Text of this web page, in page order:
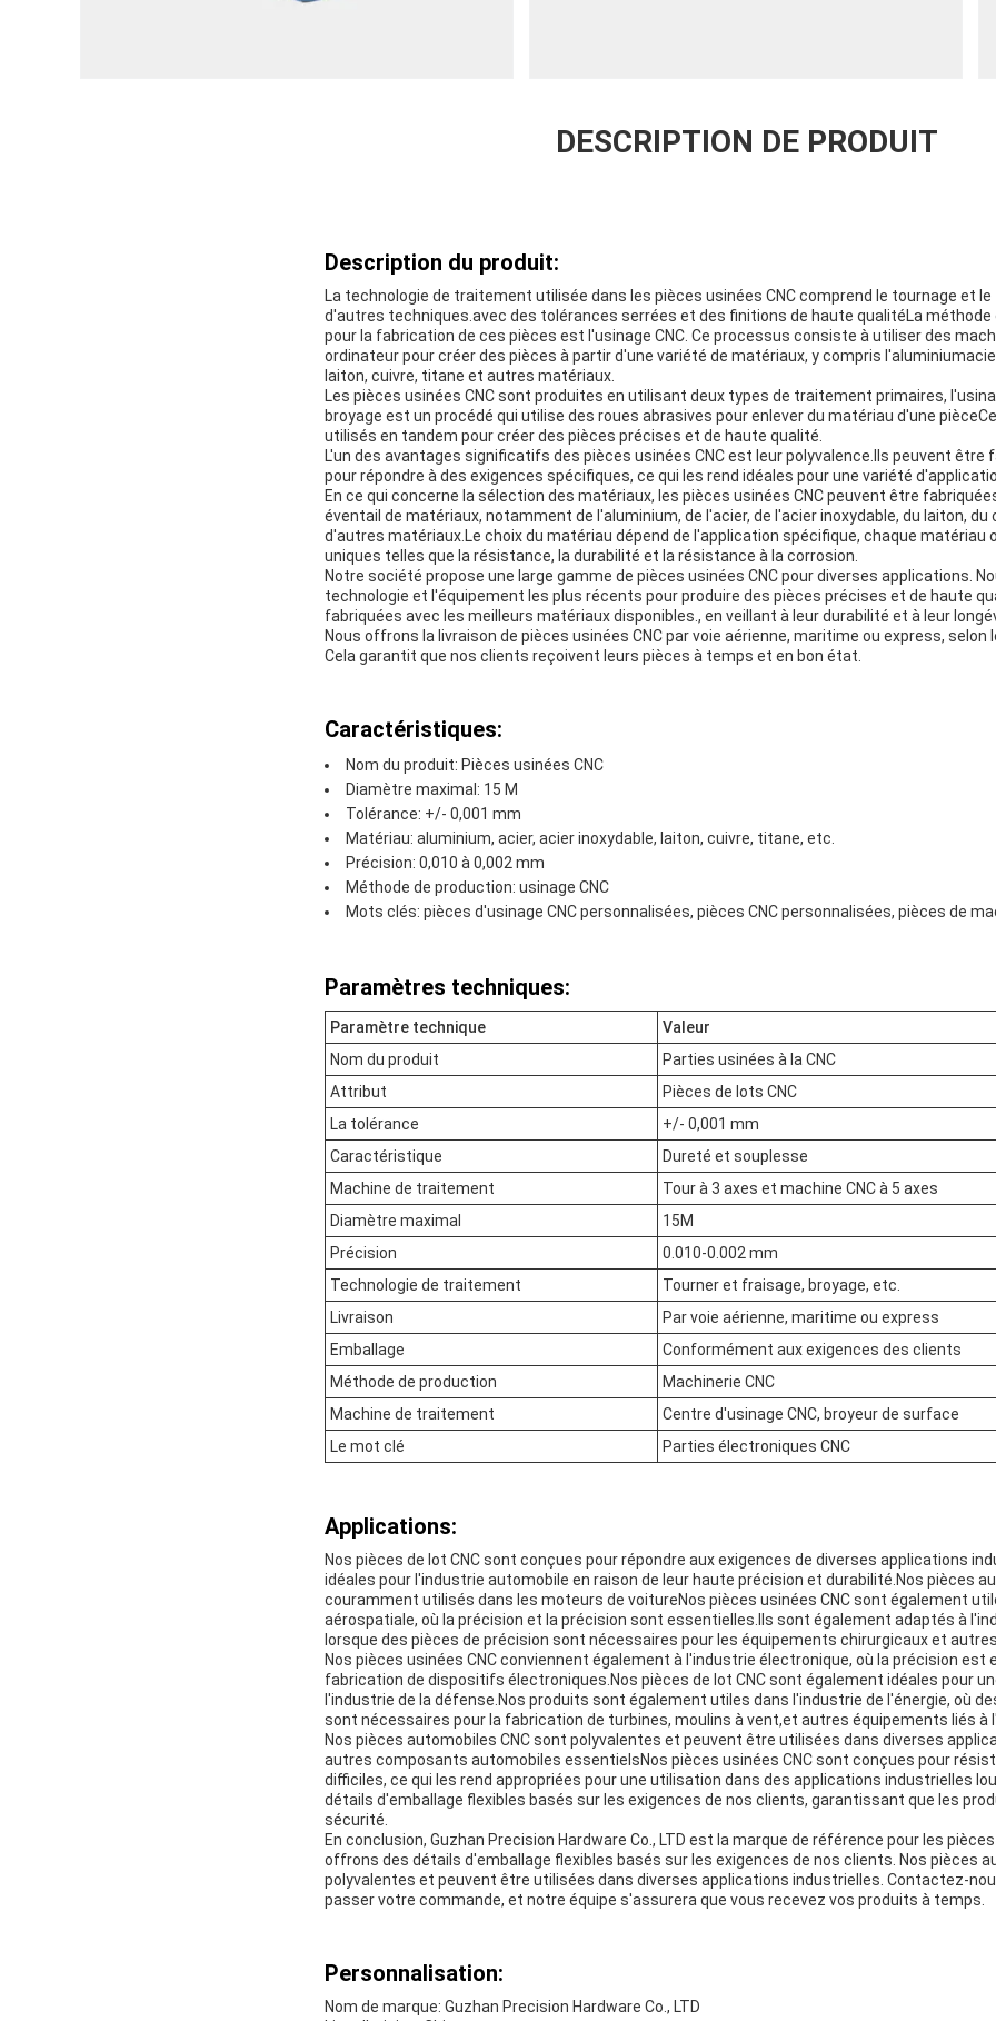
DESCRIPTION DE PRODUIT
Description du produit:
La technologie de traitement utilisée dans les pièces usinées CNC comprend le tournage et
d'autres techniques.avec des tolérances serrées et des finitions de haute qualitéLa
pour la fabrication de ces pièces est l'usinage CNC. Ce processus consiste à utiliser des
ordinateur pour créer des pièces à partir d'une variété de matériaux, y compris
laiton, cuivre, titane et autres matériaux.
Les pièces usinées CNC sont produites en utilisant deux types de traitement primaires,
broyage est un procédé qui utilise des roues abrasives pour enlever du matériau d'une
utilisés en tandem pour créer des pièces précises et de haute qualité.
L'un des avantages significatifs des pièces usinées CNC est leur polyvalence.Ils peuvent être
pour répondre à des exigences spécifiques, ce qui les rend idéales pour une variété
En ce qui concerne la sélection des matériaux, les pièces usinées CNC peuvent être
éventail de matériaux, notamment de l'aluminium, de l'acier, de l'acier inoxydable, du laiton, du
d'autres matériaux.Le choix du matériau dépend de l'application spécifique, chaque
uniques telles que la résistance, la durabilité et la résistance à la corrosion.
Notre société propose une large gamme de pièces usinées CNC pour diverses applications.
technologie et l'équipement les plus récents pour produire des pièces précises et de haute
fabriquées avec les meilleurs matériaux disponibles., en veillant à leur durabilité et à leur
Nous offrons la livraison de pièces usinées CNC par voie aérienne, maritime ou express, selon
Cela garantit que nos clients reçoivent leurs pièces à temps et en bon état.
Caractéristiques:
Nom du produit: Pièces usinées CNC
Diamètre maximal: 15 M
Tolérance: +/- 0,001 mm
Matériau: aluminium, acier, acier inoxydable, laiton, cuivre, titane, etc.
Précision: 0,010 à 0,002 mm
Méthode de production: usinage CNC
Mots clés: pièces d'usinage CNC personnalisées, pièces CNC personnalisées, pièces de
Paramètres techniques:
Paramètre technique
Valeur
Nom du produit
Parties usinées à la CNC
Attribut
Pièces de lots CNC
La tolérance
+/- 0,001 mm
Caractéristique
Dureté et souplesse
Machine de traitement
Tour à 3 axes et machine CNC à 5 axes
Diamètre maximal
15M
Précision
0.010-0.002 mm
Technologie de traitement
Tourner et fraisage, broyage, etc.
Livraison
Par voie aérienne, maritime ou express
Emballage
Conformément aux exigences des clients
Méthode de production
Machinerie CNC
Machine de traitement
Centre d'usinage CNC, broyeur de surface
Le mot clé
Parties électroniques CNC
Applications:
Nos pièces de lot CNC sont conçues pour répondre aux exigences de diverses applications
idéales pour l'industrie automobile en raison de leur haute précision et durabilité.Nos pièces
couramment utilisés dans les moteurs de voitureNos pièces usinées CNC sont également
aérospatiale, où la précision et la précision sont essentielles.Ils sont également adaptés à
lorsque des pièces de précision sont nécessaires pour les équipements chirurgicaux et
Nos pièces usinées CNC conviennent également à l'industrie électronique, où la précision est
fabrication de dispositifs électroniques.Nos pièces de lot CNC sont également idéales pour
l'industrie de la défense.Nos produits sont également utiles dans l'industrie de l'énergie, où
sont nécessaires pour la fabrication de turbines, moulins à vent,et autres équipements liés à
Nos pièces automobiles CNC sont polyvalentes et peuvent être utilisées dans diverses
autres composants automobiles essentielsNos pièces usinées CNC sont conçues pour
difficiles, ce qui les rend appropriées pour une utilisation dans des applications industrielles
détails d'emballage flexibles basés sur les exigences de nos clients, garantissant que les
sécurité.
En conclusion, Guzhan Precision Hardware Co., LTD est la marque de référence pour les
offrons des détails d'emballage flexibles basés sur les exigences de nos clients. Nos pièces
polyvalentes et peuvent être utilisées dans diverses applications industrielles. Contactez-
passer votre commande, et notre équipe s'assurera que vous recevez vos produits à temps.
Personnalisation:
Nom de marque: Guzhan Precision Hardware Co., LTD